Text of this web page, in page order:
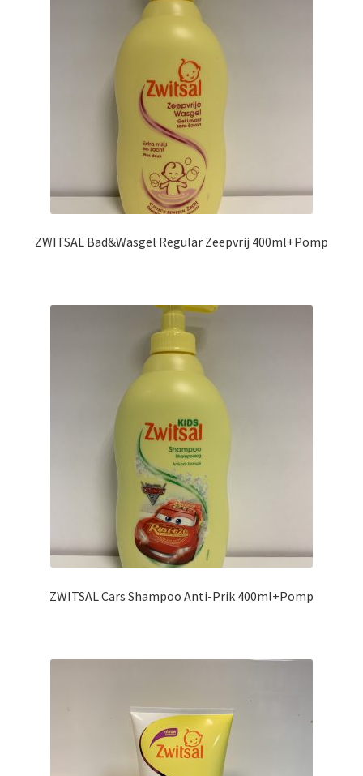
ZWITSAL Bad&Wasgel Regular Zeepvrij 400ml+Pomp
ZWITSAL Cars Shampoo Anti-Prik 400ml+Pomp